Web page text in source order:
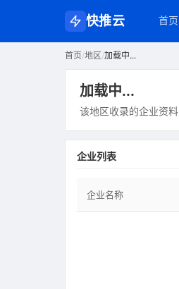
快推云 首页
首页/地区/加载中...
加载中...
该地区收录的企业资料
企业列表
企业名称